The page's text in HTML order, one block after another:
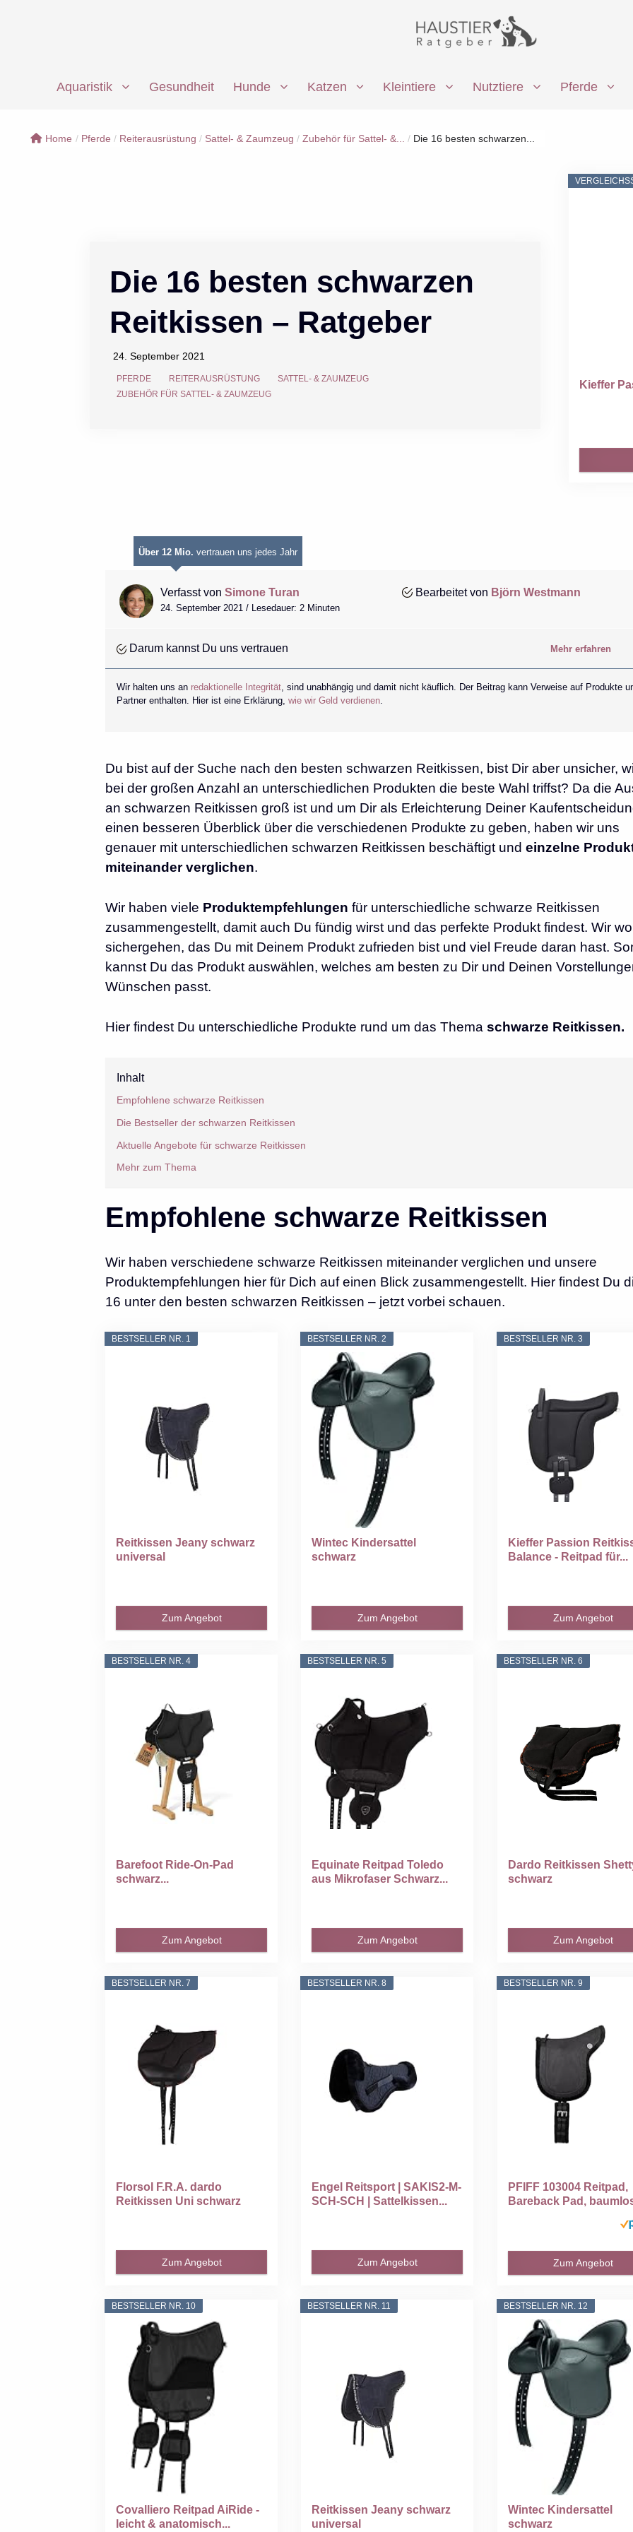
Aquaristik Gesundheit Hunde Katzen Kleintiere Nutztiere Pferde
Home / Pferde / Reiterausrüstung / Sattel- & Zaumzeug / Zubehör für Sattel- &... / Die 16 besten schwarzen...
Die 16 besten schwarzen
Reitkissen – Ratgeber
24. September 2021
PFERDE REITERAUSRÜSTUNG
SATTEL- & ZAUMZEUG
ZUBEHÖR FÜR SATTEL- & ZAUMZEUG
Kieffer
Über 12 Mio. vertrauen uns jedes Jahr
Verfasst von Simone Turan
24. September 2021 / Lesedauer: 2 Minuten
Bearbeitet von Björn Westmann
Darum kannst Du uns vertrauen Mehr erfahren
Wir halten uns an redaktionelle Integrität, sind unabhängig und damit nicht käuflich. Der Beitrag kann Verweise auf Produkte
Partner enthalten. Hier ist eine Erklärung, wie wir Geld verdienen.
Du bist auf der Suche nach den besten schwarzen Reitkissen, bist Dir aber unsicher,
bei der großen Anzahl an unterschiedlichen Produkten die beste Wahl triffst? Da die
an schwarzen Reitkissen groß ist und um Dir als Erleichterung Deiner
einen besseren Überblick über die verschiedenen Produkte zu geben, haben wir uns
genauer mit unterschiedlichen schwarzen Reitkissen beschäftigt und einzelne
miteinander verglichen.
Wir haben viele Produktempfehlungen für unterschiedliche schwarze Reitkissen
zusammengestellt, damit auch Du fündig wirst und das perfekte Produkt findest. Wir
sichergehen, das Du mit Deinem Produkt zufrieden bist und viel Freude daran hast.
kannst Du das Produkt auswählen, welches am besten zu Dir und Deinen
Wünschen passt.
Hier findest Du unterschiedliche Produkte rund um das Thema schwarze Reitkissen.
Inhalt
Empfohlene schwarze Reitkissen
Die Bestseller der schwarzen Reitkissen
Aktuelle Angebote für schwarze Reitkissen
Mehr zum Thema
Empfohlene schwarze Reitkissen
Wir haben verschiedene schwarze Reitkissen miteinander verglichen und unsere
Produktempfehlungen hier für Dich auf einen Blick zusammengestellt. Hier findest Du
16 unter den besten schwarzen Reitkissen – jetzt vorbei schauen.
BESTSELLER NR. 1
Reitkissen Jeany schwarz
universal
Zum Angebot
BESTSELLER NR. 2
Wintec Kindersattel
schwarz
Zum Angebot
BESTSELLER NR. 3
Kieffer Passion
Balance - Reitpad für...
Zum Angebot
BESTSELLER NR. 4
Barefoot Ride-On-Pad
schwarz...
Zum Angebot
BESTSELLER NR. 5
Equinate Reitpad Toledo
aus Mikrofaser Schwarz...
Zum Angebot
BESTSELLER NR. 6
Dardo Reitkissen
schwarz
Zum Angebot
BESTSELLER NR. 7
Florsol F.R.A. dardo
Reitkissen Uni schwarz
Zum Angebot
BESTSELLER NR. 8
Engel Reitsport | SAKIS2-M-
SCH-SCH | Sattelkissen...
Zum Angebot
BESTSELLER NR. 9
PFIFF 103004 Reitpad,
Bareback Pad,
Zum Angebot
BESTSELLER NR. 10
Covalliero Reitpad AiRide -
leicht & anatomisch...
BESTSELLER NR. 11
Reitkissen Jeany schwarz
universal
BESTSELLER NR. 12
Wintec Kindersattel
schwarz